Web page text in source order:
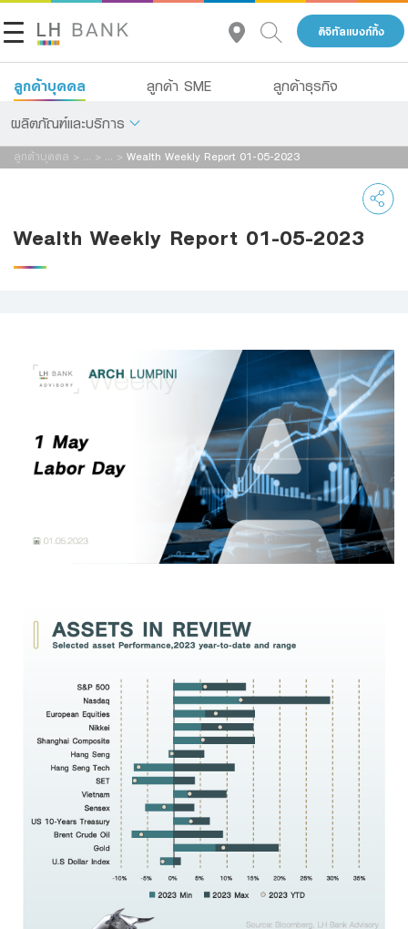
ดิจิทัลแบงก์กิ้ง
ลูกค้าบุคคล ลูกค้า SME ลูกค้าธุรกิจ
ผลิตภัณฑ์และบริการ
เกี่ยวกับเรา
ติดต่อเรา
โทร 1327 TH EN
ดิจิทัลแบงก์กิ้ง
Family Banking
Foreigners
ลูกค้าบุคคล > > > Wealth Weekly Report 01-05-2023
Wealth Weekly Report 01-05-2023